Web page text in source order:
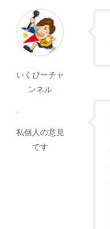
いくぴーチャ
ンネル
私個人の意見
です